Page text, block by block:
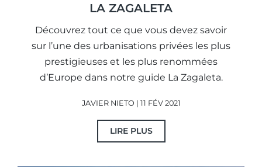
LA ZAGALETA
Découvrez tout ce que vous devez savoir
sur l’une des urbanisations privées les plus
prestigieuses et les plus renommées
d’Europe dans notre guide La Zagaleta.
JAVIER NIETO | 11 FÉV 2021
LIRE PLUS